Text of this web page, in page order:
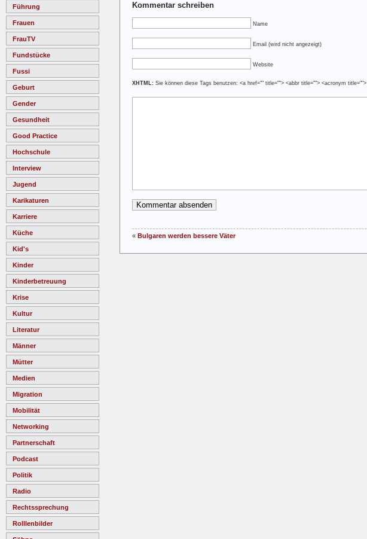
Führung
Frauen
FrauTV
Fundstücke
Fussi
Geburt
Gender
Gesundheit
Good Practice
Hochschule
Interview
Jugend
Karikaturen
Karriere
Küche
Kid's
Kinder
Kinderbetreuung
Krise
Kultur
Literatur
Männer
Mütter
Medien
Migration
Mobilität
Networking
Partnerschaft
Podcast
Politik
Radio
Rechtssprechung
Rolllenbilder
Kommentar schreiben
Name
Email (wird nicht angezeigt)
Website
XHTML: Sie können diese Tags benutzen: <a href="" title=""> <abbr title=""> <acronym
« Bulgaren werden bessere Väter